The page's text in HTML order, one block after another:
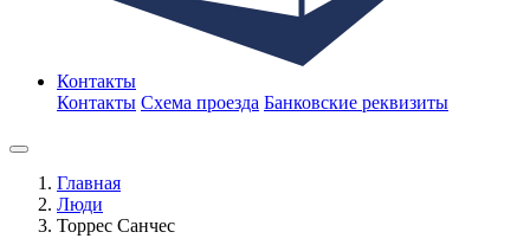
Контакты
Контакты Схема проезда Банковские реквизиты
Главная
Люди
Торрес Санчес